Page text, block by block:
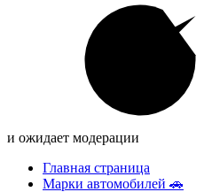
и ожидает модерации
Главная страница
Марки автомобилей 🚗